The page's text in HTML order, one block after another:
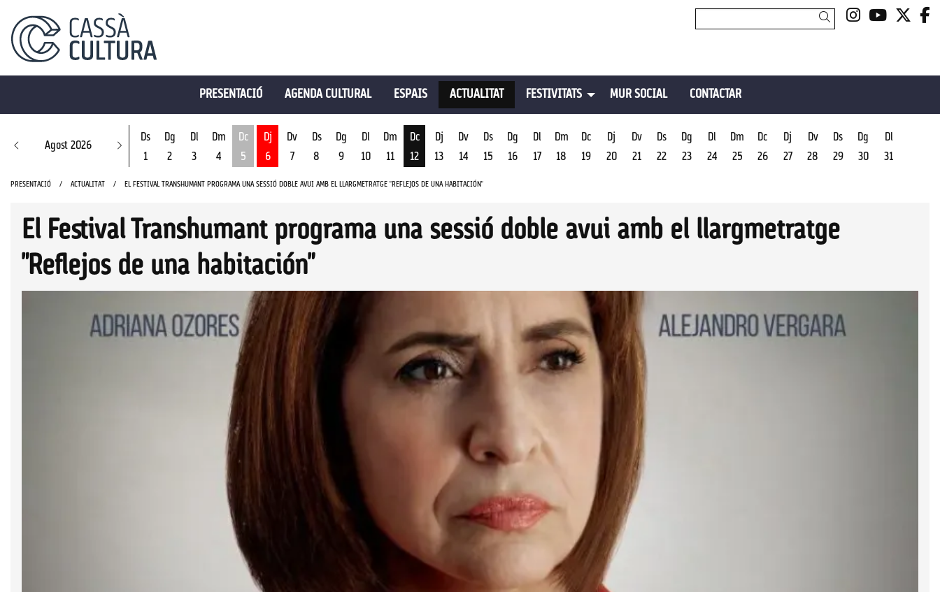
Link aLink a
Cercar
PRESENTACIÓ AGENDA CULTURAL ESPAIS ACTUALITAT FESTIVITATS MUR SOCIAL CONTACTAR
Agost 2026
Ds
1
Dg
2
Dl
3
Dm
4
Dc
5
Dj
6
Dv
7
Ds
8
Dg
9
Dl
10
Dm
11
Dc
12
Dj
13
Dv
14
Ds
15
Dg
16
Dl
17
Dm
18
Dc
19
Dj
20
Dv
21
Ds
22
Dg
23
Dl
24
Dm
25
Dc
26
Dj
27
Dv
28
Ds
29
Dg
30
Dl
31
PRESENTACIÓ ACTUALITAT EL FESTIVAL TRANSHUMANT PROGRAMA UNA SESSIÓ DOBLE AVUI AMB EL LLARGMETRATGE "REFLEJOS DE UNA HABITACIÓN"
El Festival Transhumant programa una sessió doble avui amb el llargmetratge
"Reflejos de una habitación"